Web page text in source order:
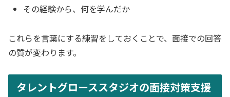
その経験から、何を学んだか
これらを言葉にする練習をしておくことで、面接での回答
の質が変わります。
タレントグローススタジオの面接対策支援